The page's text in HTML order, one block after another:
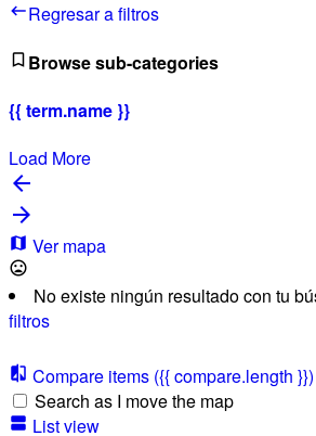
Regresar a filtros
Browse sub-categories
{{ term.name }}
Load More
Ver mapa
No existe ningún resultado con tu
filtros
Compare items ({{ compare.length }})
Search as I move the map
List view